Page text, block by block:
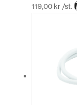
119,00 kr /st.